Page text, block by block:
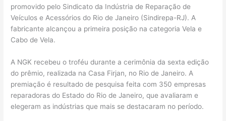
promovido pelo Sindicato da Indústria de Reparação de
Veículos e Acessórios do Rio de Janeiro (Sindirepa-RJ). A
fabricante alcançou a primeira posição na categoria Vela e
Cabo de Vela.
A NGK recebeu o troféu durante a cerimônia da sexta edição
do prêmio, realizada na Casa Firjan, no Rio de Janeiro. A
premiação é resultado de pesquisa feita com 350 empresas
reparadoras do Estado do Rio de Janeiro, que avaliaram e
elegeram as indústrias que mais se destacaram no período.